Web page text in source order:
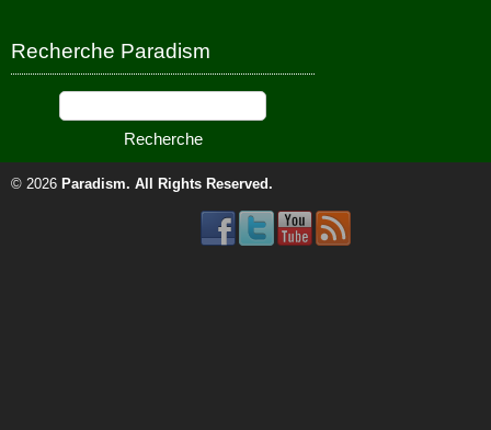
Recherche Paradism
© 2026 Paradism. All Rights Reserved.